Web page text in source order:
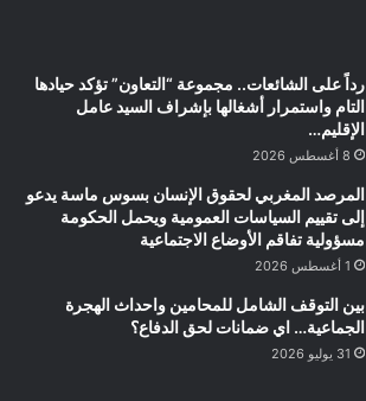
رداً على الشائعات.. مجموعة “التعاون” تؤكد حيادها
التام واستمرار أشغالها بإشراف السيد عامل
الإقليم…
8 أغسطس 2026
المرصد المغربي لحقوق الإنسان بسوس ماسة يدعو
إلى تقييم السياسات العمومية ويحمل الحكومة
مسؤولية تفاقم الأوضاع الاجتماعية
1 أغسطس 2026
بين التوقف الشامل للمحامين واحداث الهجرة
الجماعية… اي ضمانات لحق الدفاع؟
31 يوليو 2026